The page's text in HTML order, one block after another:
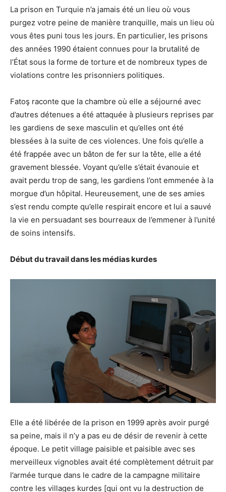
La prison en Turquie n’a jamais été un lieu où vous
purgez votre peine de manière tranquille, mais un lieu où
vous êtes puni tous les jours. En particulier, les prisons
des années 1990 étaient connues pour la brutalité de
l’État sous la forme de torture et de nombreux types de
violations contre les prisonniers politiques.
Fatoş raconte que la chambre où elle a séjourné avec
d’autres détenues a été attaquée à plusieurs reprises par
les gardiens de sexe masculin et qu’elles ont été
blessées à la suite de ces violences. Une fois qu’elle a
été frappée avec un bâton de fer sur la tête, elle a été
gravement blessée. Voyant qu’elle s’était évanouie et
avait perdu trop de sang, les gardiens l’ont emmenée à la
morgue d’un hôpital. Heureusement, une de ses amies
s’est rendu compte qu’elle respirait encore et lui a sauvé
la vie en persuadant ses bourreaux de l’emmener à l’unité
de soins intensifs.
Début du travail dans les médias kurdes
Elle a été libérée de la prison en 1999 après avoir purgé
sa peine, mais il n’y a pas eu de désir de revenir à cette
époque. Le petit village paisible et paisible avec ses
merveilleux vignobles avait été complètement détruit par
l’armée turque dans le cadre de la campagne militaire
contre les villages kurdes [qui ont vu la destruction de